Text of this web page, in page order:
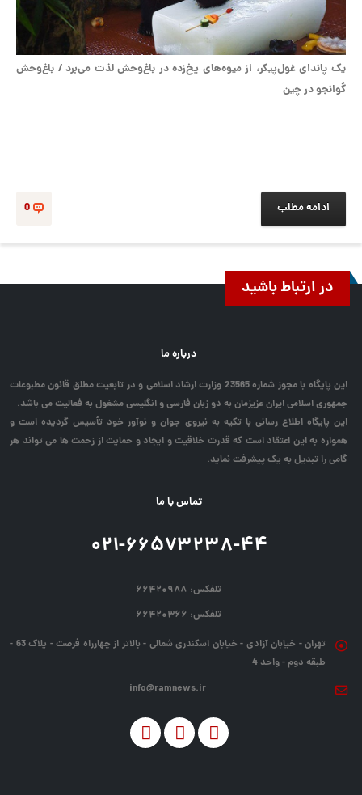
یک پاندای غول‌پیکر، از میوه‌های یخ‌زده در باغ‌وحش لذت می‌برد / باغ‌وحش
گوانجو در چین
0 ادامه مطلب
در ارتباط باشید
درباره ما
این پایگاه با مجوز شماره 23565 وزارت ارشاد اسلامی و در تابعیت مطلق قانون مطبوعات
جمهوری اسلامی ایران عزیزمان به دو زبان فارسی و انگلیسی مشغول به فعالیت می باشد.
این پایگاه اطلاع رسانی با تکیه به نیروی جوان و نوآور خود تأسیس گردیده است و
همواره به این اعتقاد است که قدرت خلاقیت و ایجاد و حمایت از زحمت ها می تواند هر
گامی را تبدیل به یک پیشرفت نماید.
تماس با ما
۰۲۱-۶۶۵۷۳۲۳۸-۴۴
تلفکس: ۶۶۴۲۰۹۸۸
تلفکس: ۶۶۴۲۰۳۶۶
تهران - خیابان آزادی - خیابان اسکندری شمالی - بالاتر از چهارراه فرصت - پلاک 63 -
طبقه دوم - واحد 4
info@ramnews.ir